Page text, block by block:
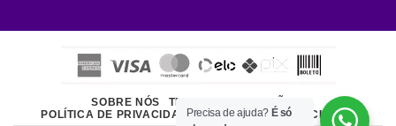
SOBRE NÓS
TERMOS E CONDIÇÕES
POLÍTICA DE PRIVACIDADE
ATENDIMENTO AO CLIENTE
Precisa de ajuda? É só